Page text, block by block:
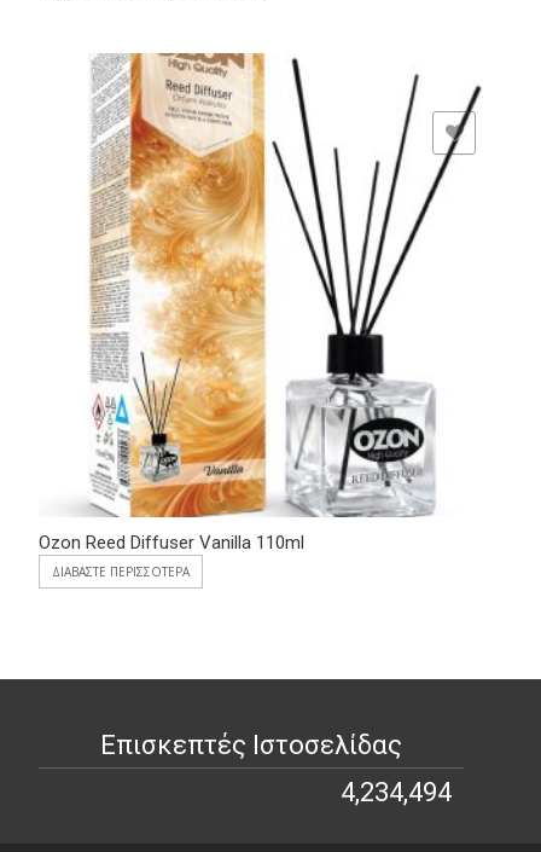
Ozon Reed Diffuser Vanilla 110ml
ΔΙΑΒΆΣΤΕ ΠΕΡΙΣΣΌΤΕΡΑ
ADD TO WISHLIST
Επισκεπτές Ιστοσελίδας
4,234,494